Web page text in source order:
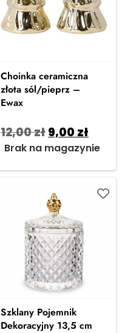
Choinka ceramiczna
złota sól/pieprz –
Ewax
12,00zł9,00 zł
Brak na magazynie
Szklany Pojemnik
Dekoracyjny 13,5 cm